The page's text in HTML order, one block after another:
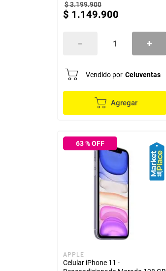
$3.199.900
$ 1.149.900
Vendido por Celuventas
Agregar
63% OFF
APPLE
Celular iPhone 11 -